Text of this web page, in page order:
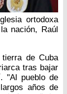
ortodoxa
nación, Raúl
de Cuba
tras bajar
"Al pueblo de
años de